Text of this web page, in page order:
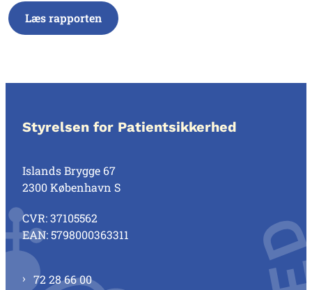
Læs rapporten
Styrelsen for Patientsikkerhed
Islands Brygge 67
2300 København S
CVR: 37105562
EAN: 5798000363311
72 28 66 00